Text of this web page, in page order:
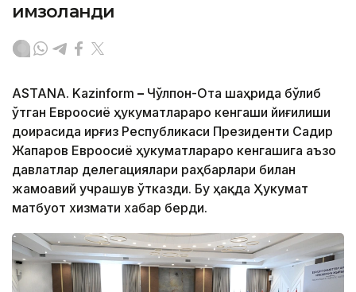
имзоланди
ASTANA. Kazinform – Чўлпон-Ота шаҳрида бўлиб
ўтган Евроосиё ҳукуматлараро кенгаши йиғилиши
доирасида Қирғиз Республикаси Президенти Садир
Жапаров Евроосиё ҳукуматлараро кенгашига аъзо
давлатлар делегациялари раҳбарлари билан
жамоавий учрашув ўтказди. Бу ҳақда Ҳукумат
матбуот хизмати хабар берди.